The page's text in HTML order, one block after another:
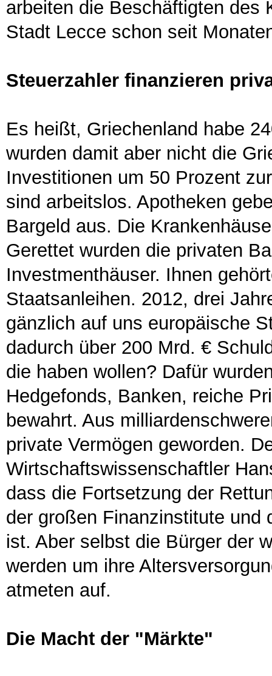
arbeiten die Beschäftigten des
Stadt Lecce schon seit
Steuerzahler finanzieren
Es heißt, Griechenland habe
wurden damit aber nicht die
Investitionen um 50 Prozent
sind arbeitslos. Apotheken
Bargeld aus. Die
Gerettet wurden die privaten
Investmenthäuser. Ihnen
Staatsanleihen. 2012, drei
gänzlich auf uns europäische
dadurch über 200 Mrd. €
die haben wollen? Dafür
Hedgefonds, Banken, reiche
bewahrt. Aus
private Vermögen geworden.
Wirtschaftswissenschaftler
dass die Fortsetzung der
der großen Finanzinstitute und
ist. Aber selbst die Bürger der
werden um ihre
atmeten auf.
Die Macht der "Märkte"